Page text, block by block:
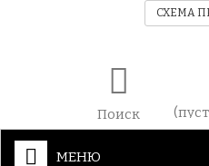
СХЕМА
Поиск
МЕНЮ